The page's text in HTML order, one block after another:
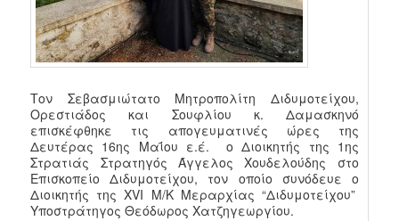
Τον Σεβασμιώτατο Μητροπολίτη Διδυμοτείχου,
Ορεστιάδος και Σουφλίου κ. Δαμασκηνό
επισκέφθηκε τις απογευματινές ώρες της
Δευτέρας 16ης Μαΐου ε.έ. ο Διοικητής της 1ης
Στρατιάς Στρατηγός Άγγελος Χουδελούδης στο
Επισκοπείο Διδυμοτείχου, τον οποίο συνόδευε ο
Διοικητής της XVI Μ/Κ Μεραρχίας “Διδυμοτείχου”
Υποστράτηγος Θεόδωρος Χατζηγεωργίου.